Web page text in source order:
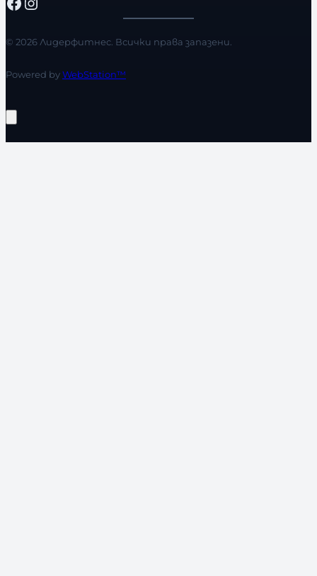
© 2026 Лидерфитнес. Всички права запазени.
Powered byWebStation™